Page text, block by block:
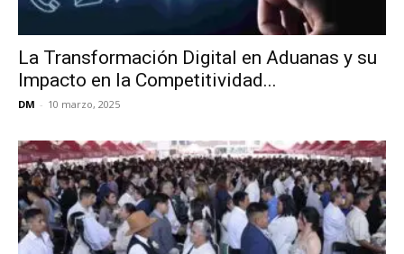
La Transformación Digital en Aduanas y su
Impacto en la Competitividad...
DM - 10 marzo, 2025